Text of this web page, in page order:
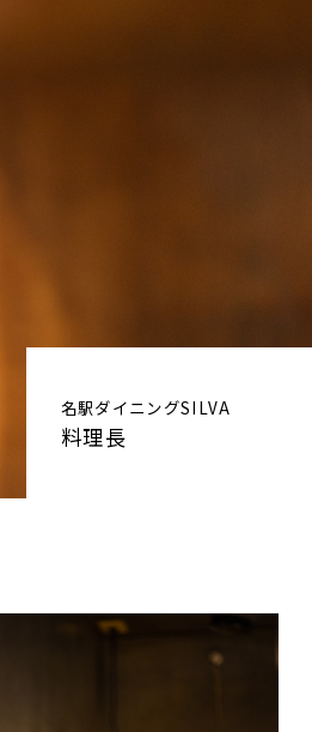
名駅ダイニングSILVA
料理長